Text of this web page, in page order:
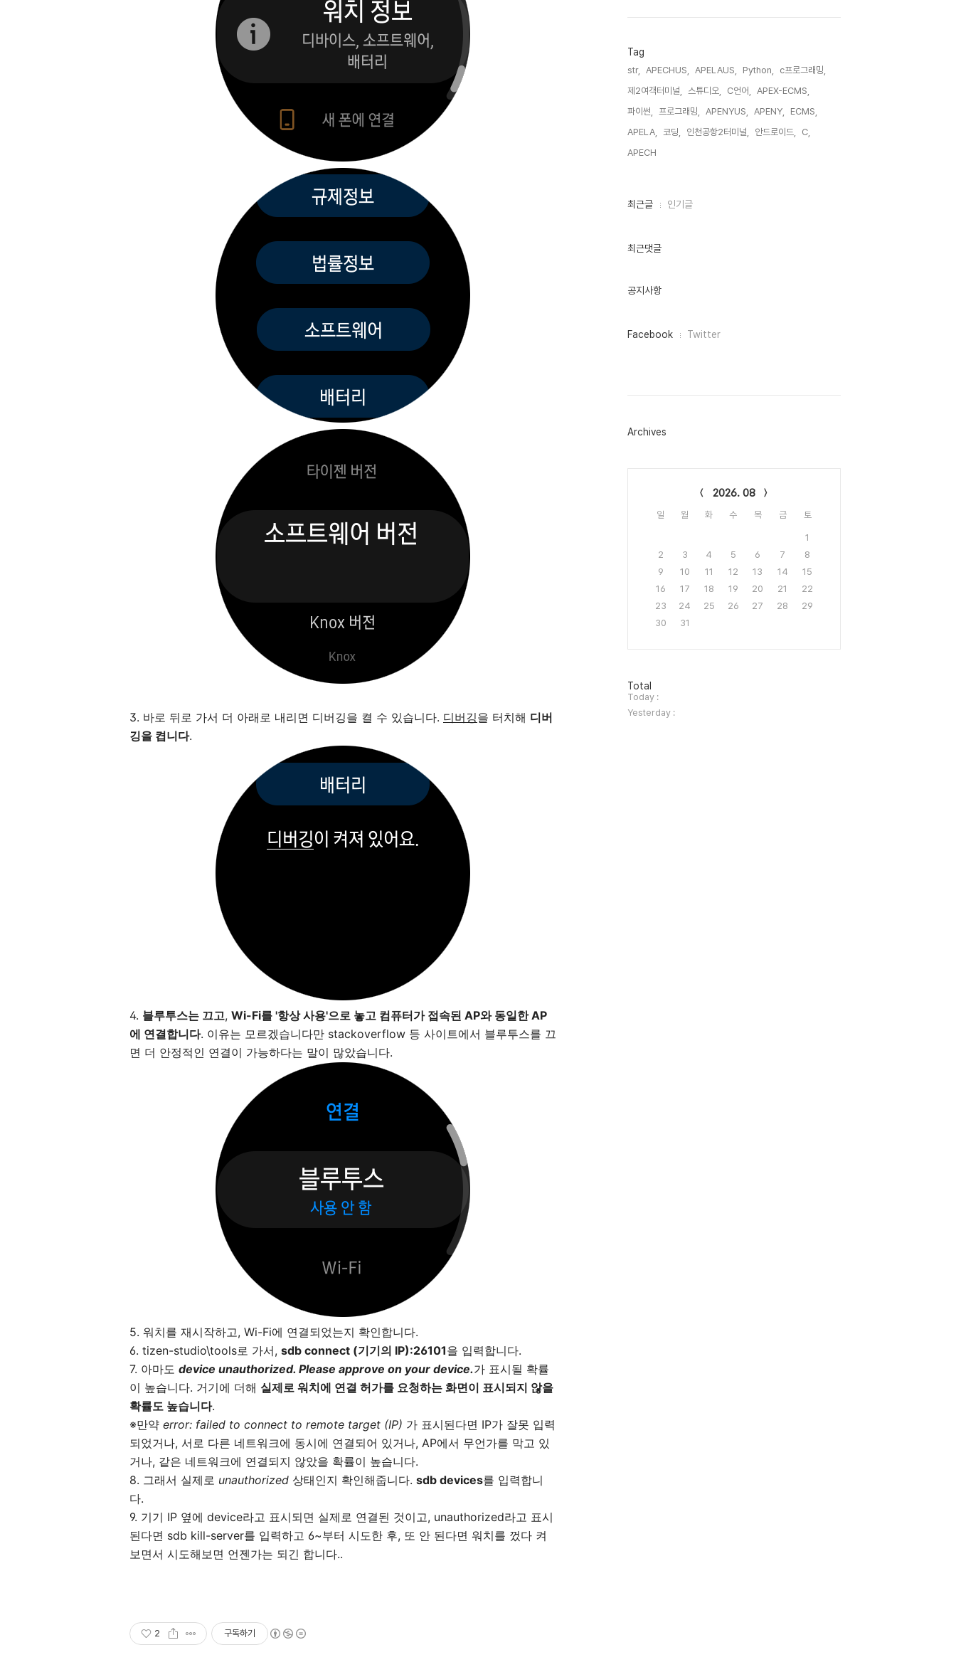
3. 바로 뒤로 가서 더 아래로 내리면 디버깅을 켤 수 있습니다. 디버깅을 터치해 디버
깅을 켭니다.
4. 블루투스는 끄고, Wi-Fi를 '항상 사용'으로 놓고 컴퓨터가 접속된 AP와 동일한 AP
에 연결합니다. 이유는 모르겠습니다만 stackoverflow 등 사이트에서 블루투스를 끄
면 더 안정적인 연결이 가능하다는 말이 많았습니다.
5. 워치를 재시작하고, Wi-Fi에 연결되었는지 확인합니다.
6. tizen-studio\tools로 가서, sdb connect (기기의 IP):26101을 입력합니다.
7. 아마도 device unauthorized. Please approve on your device.가 표시될 확률
이 높습니다. 거기에 더해 실제로 워치에 연결 허가를 요청하는 화면이 표시되지 않을
확률도 높습니다.
※만약 error: failed to connect to remote target (IP) 가 표시된다면 IP가 잘못 입력
되었거나, 서로 다른 네트워크에 동시에 연결되어 있거나, AP에서 무언가를 막고 있
거나, 같은 네트워크에 연결되지 않았을 확률이 높습니다.
8. 그래서 실제로 unauthorized 상태인지 확인해줍니다. sdb devices를 입력합니
다.
9. 기기 IP 옆에 device라고 표시되면 실제로 연결된 것이고, unauthorized라고 표시
된다면 sdb kill-server를 입력하고 6~부터 시도한 후, 또 안 된다면 워치를 껐다 켜
보면서 시도해보면 언젠가는 되긴 합니다..
2 구독하기
Tag
str, APECHUS, APELAUS, Python,
c프로그래밍,
제2여객터미널,
스튜디오, C언어,
APEX-ECMS,
파이썬,
프로그래밍, APENYUS, APENY,
ECMS,
APELA,
코딩, 인천공항2터미널, 안드로이드,
C,
APECH,
최
인
최근글 인기글
최근댓글
공지사항
페
그
Facebook Twitter
Archives
2026. 08
일 월 화 수 목 금 토
1
2
3 4 5 6 7
8
9
10 11 12 13 14
15
16
17 18 19 20 21
22
23
24 25 26 27 28
29
30
31
방
문
자
수
Total
Today :
Yesterday :